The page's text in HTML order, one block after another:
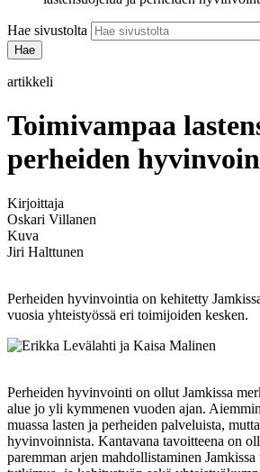
Hae sivustolta
artikkeli
Toimivampaa
perheiden
Kirjoittaja
Oskari Villanen
Kuva
Jiri Halttunen
Perheiden hyvinvointia on kehitetty
vuosia yhteistyössä eri toimijoiden kesken.
Perheiden hyvinvointi on ollut Jamkissa
alue jo yli kymmenen vuoden ajan.
muassa lasten ja perheiden palveluista,
hyvinvoinnista. Kantavana tavoitteena on
paremman arjen mahdollistaminen Jamkissa